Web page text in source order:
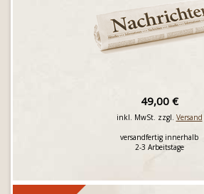
49,00 €
inkl. MwSt. zzgl. Versand
versandfertig innerhalb
2-3 Arbeitstage